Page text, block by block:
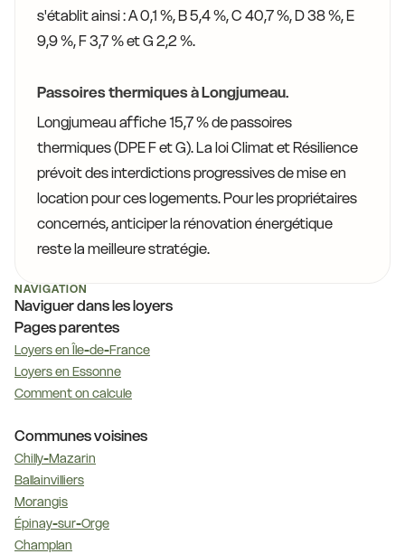
s'établit ainsi : A 0,1 %, B 5,4 %, C 40,7 %, D 38 %, E
9,9 %, F 3,7 % et G 2,2 %.
Passoires thermiques à Longjumeau.
Longjumeau affiche 15,7 % de passoires
thermiques (DPE F et G). La loi Climat et Résilience
prévoit des interdictions progressives de mise en
location pour ces logements. Pour les propriétaires
concernés, anticiper la rénovation énergétique
reste la meilleure stratégie.
NAVIGATION
Naviguer dans les loyers
Pages parentes
Loyers en Île-de-France
Loyers en Essonne
Comment on calcule
Communes voisines
Chilly-Mazarin
Ballainvilliers
Morangis
Épinay-sur-Orge
Champlan